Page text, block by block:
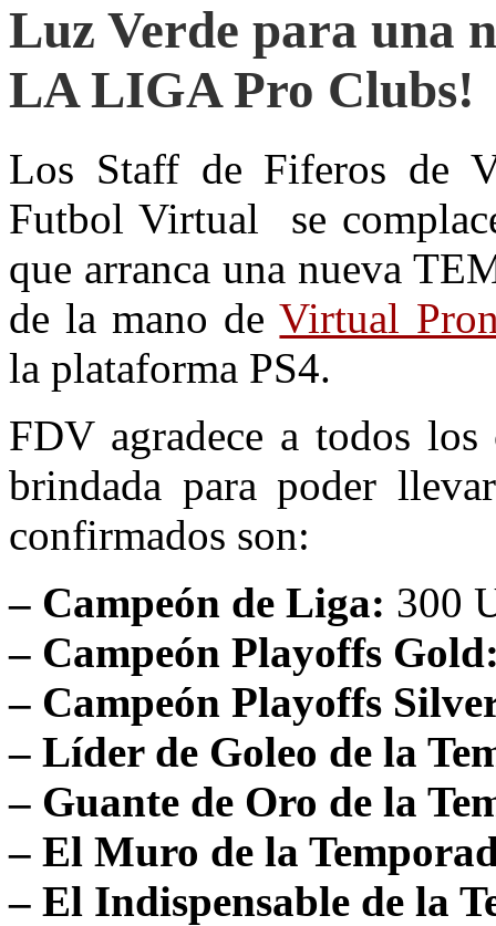
Luz Verde para una
LA LIGA Pro Clubs!
Los Staff de Fiferos de
Futbol Virtual se
que arranca una nueva
de la mano deVirtual
la plataforma PS4.
FDV agradece a todos
brindada para poder
confirmados son:
– Campeón de Liga: 300
– Campeón Playoffs
– Campeón Playoffs
– Líder de Goleo de la
– Guante de Oro de la
– El Muro de la
– El Indispensable de la